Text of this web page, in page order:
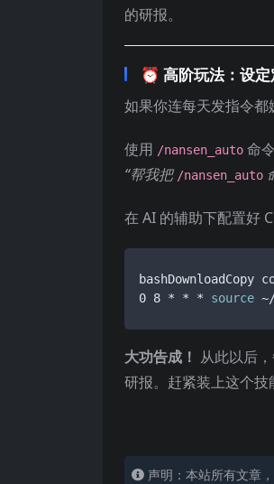
的研报。
⏰ 高阶玩法：设
如果你连每天发指令都
使用 /nansen_auto 命
“帮我把 /nansen_auto
在 AI 的辅助下配置好
bashDownloadCopy
0 8 * * * source
大功告成！ 从此以后
研报。赶紧装上这个技
声明：本站所有文章